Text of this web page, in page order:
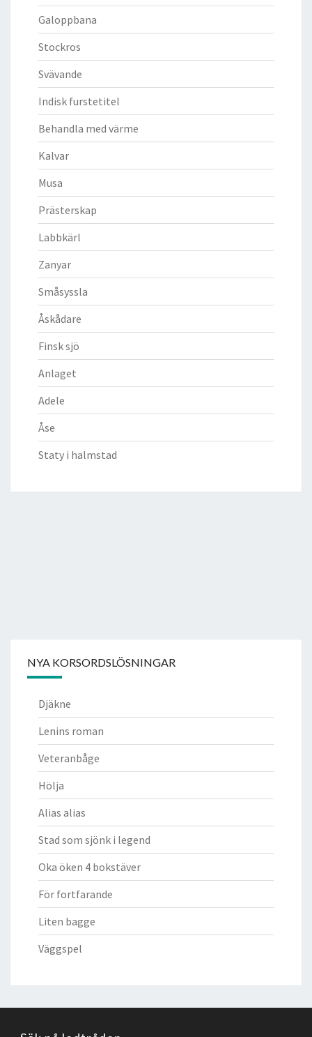
Galoppbana
Stockros
Svävande
Indisk furstetitel
Behandla med värme
Kalvar
Musa
Prästerskap
Labbkärl
Zanyar
Småsyssla
Åskådare
Finsk sjö
Anlaget
Adele
Åse
Staty i halmstad
NYA KORSORDSLÖSNINGAR
Djäkne
Lenins roman
Veteranbåge
Hölja
Alias alias
Stad som sjönk i legend
Oka öken 4 bokstäver
För fortfarande
Liten bagge
Väggspel